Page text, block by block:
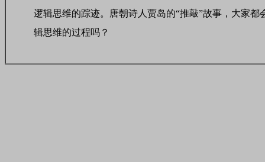
逻辑思维的踪迹。唐朝诗人贾岛的“推敲”故事，大家
辑思维的过程吗？